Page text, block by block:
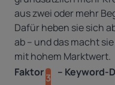
aus zwei oder mehr
Dafür heben sie sich
ab – und das macht
mit hohem Marktwert.
Faktor3 – Keyword-